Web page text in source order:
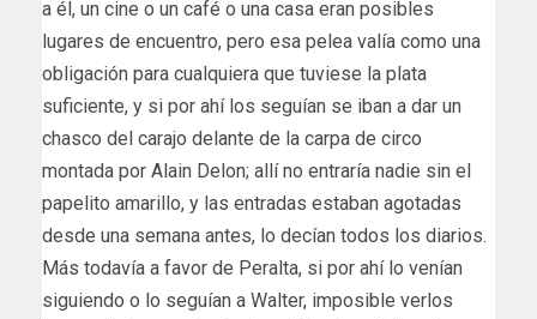
a él, un cine o un café o una casa eran posibles
lugares de encuentro, pero esa pelea valía como una
obligación para cualquiera que tuviese la plata
suficiente, y si por ahí los seguían se iban a dar un
chasco del carajo delante de la carpa de circo
montada por Alain Delon; allí no entraría nadie sin el
papelito amarillo, y las entradas estaban agotadas
desde una semana antes, lo decían todos los diarios.
Más todavía a favor de Peralta, si por ahí lo venían
siguiendo o lo seguían a Walter, imposible verlos